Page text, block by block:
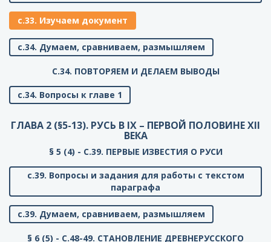
с.33. Изучаем документ
с.34. Думаем, сравниваем, размышляем
C.34. ПОВТОРЯЕМ И ДЕЛАЕМ ВЫВОДЫ
с.34. Вопросы к главе 1
ГЛАВА 2 (§5-13). РУСЬ В IX – ПЕРВОЙ ПОЛОВИНЕ XII
ВЕКА
§ 5 (4) - C.39. ПЕРВЫЕ ИЗВЕСТИЯ О РУСИ
с.39. Вопросы и задания для работы с текстом
параграфа
с.39. Думаем, сравниваем, размышляем
§ 6 (5) - C.48-49. СТАНОВЛЕНИЕ ДРЕВНЕРУССКОГО